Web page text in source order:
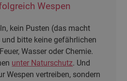
Wespen
kein Pusten (das macht
bitte keine gefährlichen
Wasser oder Chemie.
unter Naturschutz. Und
Wespen vertreiben, sondern